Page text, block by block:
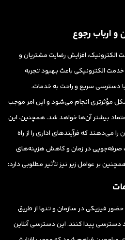
ارباب رجوع
الکترونیک، افزایش رضایت مشتریان و
خدمت الکترونیکی باعث بهبود تجربه
دسترسی سریع و راحت به خدمات،
مؤثرتری انجام می‌شود و این امر موجب
بیشتر آن‌ها خواهد شد. همچنین، این
می‌دهند که فرآیندهای اداری را از راه
صرفه‌جویی در زمان و کاهش هزینه‌های
بر عوامل زیر نیز تأثیر مطلوبی دارد:
فیزیکی در سازمان و تنها از طریق
دسترسی پیدا کنند. این دسترسی آنلاین